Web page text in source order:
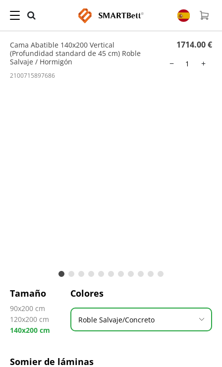
Hogar Cama Abatible
/ Cama Abatible 140x200 Vertical (Profundidad standard de 45
Cama Abatible 140x200 Vertical
(Profundidad standard de 45 cm) Roble
Salvaje / Hormigón
1714.00 €
−
+
2100715897686
Tamaño
90x200 cm
120x200 cm
140x200 cm
Colores
Roble Salvaje/Concreto
Somier de láminas